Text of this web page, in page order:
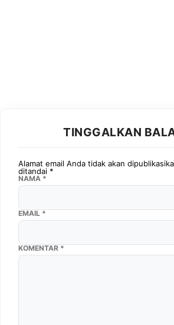
TINGGALKAN
Alamat email Anda tidak akan
ditandai *
KOMENTAR *
NAMA *
EMAIL *